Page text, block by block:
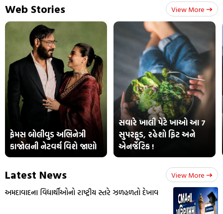
Web Stories View More
ફેમસ બોલીવુડ અભિનેત્રી
કાજોલની નેટવર્થ વિશે જાણો
સવારે ખાલી પેટે ખાઓ આ 7
સુપરફૂડ, રહેશો ફિટ અને
એનર્જેટિક !
Latest News View More
અમદાવાદના વિદ્યાર્થીઓનો રાષ્ટ્રીય સ્તરે ઝળહળતો દેખાવ